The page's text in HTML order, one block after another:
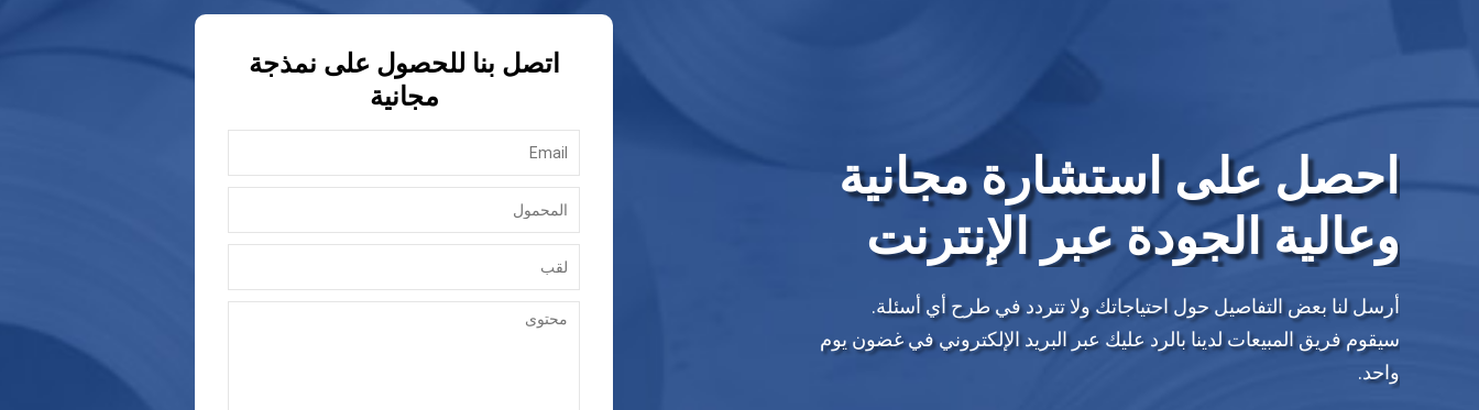
احصل على استشارة مجانية
وعالية الجودة عبر الإنترنت
أرسل لنا بعض التفاصيل حول احتياجاتك ولا تتردد في طرح أي أسئلة.
سيقوم فريق المبيعات لدينا بالرد عليك عبر البريد الإلكتروني في غضون يوم
واحد.
اتصل بنا للحصول على نمذجة
مجانية